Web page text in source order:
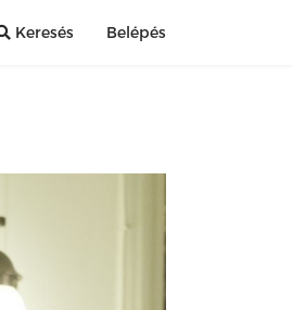
Keresés Belépés